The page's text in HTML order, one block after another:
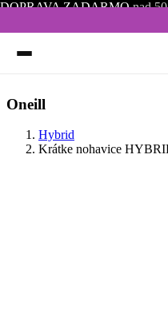
DOPRAVA ZADARMOnad
Oneill
Hybrid
Krátke nohavice